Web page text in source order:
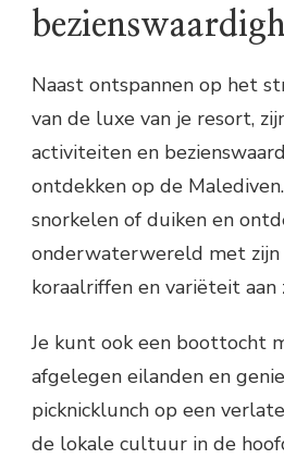
Naast ontspannen op het
van de luxe van je resort,
activiteiten en
ontdekken op de
snorkelen of duiken en
onderwaterwereld met
koraalriffen en variëteit aan
Je kunt ook een boottocht
afgelegen eilanden en
picknicklunch op een
de lokale cultuur in de